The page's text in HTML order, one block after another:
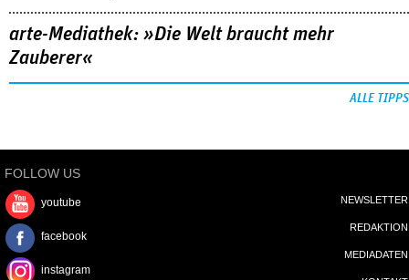
arte-Mediathek: »Die Welt braucht mehr
Zauberer«
ALLE TIPPS
FOLLOW US
youtube
facebook
instagram
NEWSLETTER
REDAKTION
MEDIADATEN